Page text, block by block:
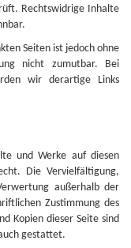
Rechtswidrige Inhalte
Seiten ist jedoch ohne
nicht zumutbar. Bei
wir derartige Links
und Werke auf diesen
Die Vervielfältigung,
außerhalb der
Zustimmung des
Kopien dieser Seite sind
gestattet.